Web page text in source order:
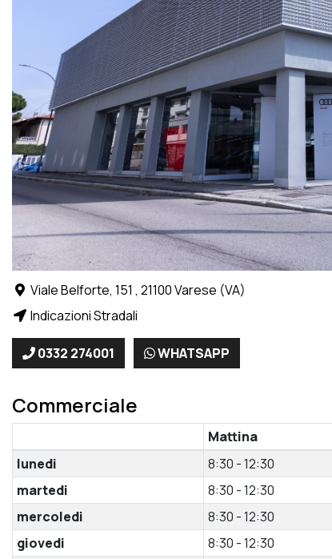
Viale Belforte, 151 , 21100 Varese (VA)
Indicazioni Stradali
0332 274001 WHATSAPP
Commerciale
Mattina
lunedi
8:30 - 12:30
martedi
8:30 - 12:30
mercoledi
8:30 - 12:30
giovedi
8:30 - 12:30